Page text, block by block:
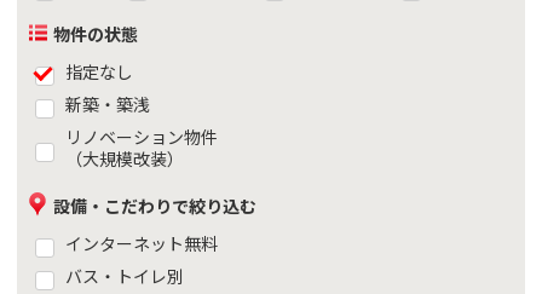
物件の状態
指定なし
新築・築浅
リノベーション物件
（大規模改装）
設備・こだわりで絞り込む
インターネット無料
バス・トイレ別